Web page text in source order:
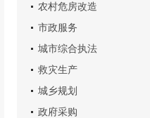
农村危房改造
市政服务
城市综合执法
救灾生产
城乡规划
政府采购